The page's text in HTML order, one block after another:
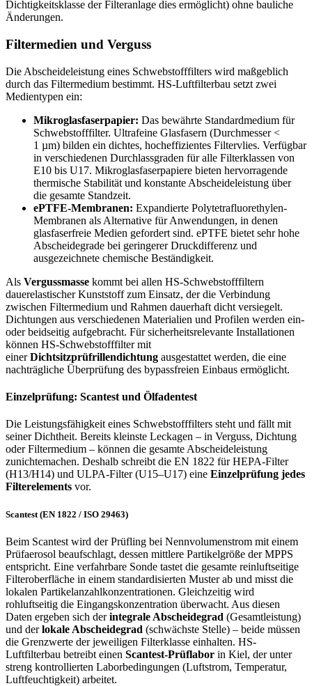
Dichtigkeitsklasse der Filteranlage dies ermöglicht) ohne bauliche
Änderungen.
Filtermedien und Verguss
Die Abscheideleistung eines Schwebstofffilters wird maßgeblich
durch das Filtermedium bestimmt. HS-Luftfilterbau setzt zwei
Medientypen ein:
Mikroglasfaserpapier: Das bewährte Standardmedium für
Schwebstofffilter. Ultrafeine Glasfasern (Durchmesser <
1 µm) bilden ein dichtes, hocheffizientes Filtervlies. Verfügbar
in verschiedenen Durchlassgraden für alle Filterklassen von
E10 bis U17. Mikroglasfaserpapiere bieten hervorragende
thermische Stabilität und konstante Abscheideleistung über
die gesamte Standzeit.
ePTFE-Membranen: Expandierte Polytetrafluorethylen-
Membranen als Alternative für Anwendungen, in denen
glasfaserfreie Medien gefordert sind. ePTFE bietet sehr hohe
Abscheidegrade bei geringerer Druckdifferenz und
ausgezeichnete chemische Beständigkeit.
Als Vergussmasse kommt bei allen HS-Schwebstofffiltern
dauerelastischer Kunststoff zum Einsatz, der die Verbindung
zwischen Filtermedium und Rahmen dauerhaft dicht versiegelt.
Dichtungen aus verschiedenen Materialien und Profilen werden ein-
oder beidseitig aufgebracht. Für sicherheitsrelevante Installationen
können HS-Schwebstofffilter mit
einerDichtsitzprüfrillendichtung ausgestattet werden, die eine
nachträgliche Überprüfung des bypassfreien Einbaus ermöglicht.
Einzelprüfung: Scantest und Ölfadentest
Die Leistungsfähigkeit eines Schwebstofffilters steht und fällt mit
seiner Dichtheit. Bereits kleinste Leckagen – in Verguss, Dichtung
oder Filtermedium – können die gesamte Abscheideleistung
zunichtemachen. Deshalb schreibt die EN 1822 für HEPA-Filter
(H13/H14) und ULPA-Filter (U15–U17) eine Einzelprüfung jedes
Filterelements vor.
Scantest (EN 1822 / ISO 29463)
Beim Scantest wird der Prüfling bei Nennvolumenstrom mit einem
Prüfaerosol beaufschlagt, dessen mittlere Partikelgröße der MPPS
entspricht. Eine verfahrbare Sonde tastet die gesamte reinluftseitige
Filteroberfläche in einem standardisierten Muster ab und misst die
lokalen Partikelanzahlkonzentrationen. Gleichzeitig wird
rohluftseitig die Eingangskonzentration überwacht. Aus diesen
Daten ergeben sich derintegrale Abscheidegrad (Gesamtleistung)
und derlokale Abscheidegrad (schwächste Stelle) – beide müssen
die Grenzwerte der jeweiligen Filterklasse einhalten. HS-
Luftfilterbau betreibt einen Scantest-Prüflabor in Kiel, der unter
streng kontrollierten Laborbedingungen (Luftstrom, Temperatur,
Luftfeuchtigkeit) arbeitet.